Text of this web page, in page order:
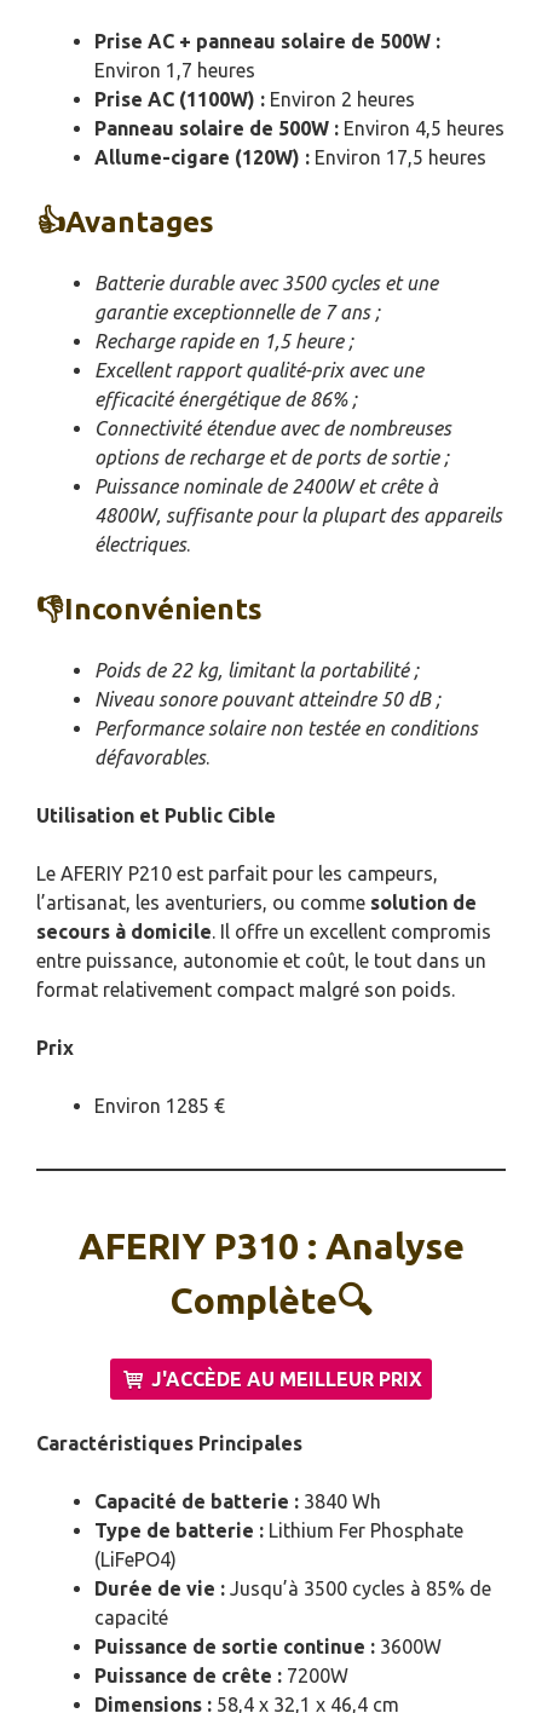
Prise AC + panneau solaire de 500W :
Environ 1,7 heures
Prise AC (1100W) : Environ 2 heures
Panneau solaire de 500W : Environ 4,5 heures
Allume-cigare (120W) : Environ 17,5 heures
👍Avantages
Batterie durable avec 3500 cycles et une
garantie exceptionnelle de 7 ans ;
Recharge rapide en 1,5 heure ;
Excellent rapport qualité-prix avec une
efficacité énergétique de 86% ;
Connectivité étendue avec de nombreuses
options de recharge et de ports de sortie ;
Puissance nominale de 2400W et crête à
4800W, suffisante pour la plupart des appareils
électriques.
👎Inconvénients
Poids de 22 kg, limitant la portabilité ;
Niveau sonore pouvant atteindre 50 dB ;
Performance solaire non testée en conditions
défavorables.
Utilisation et Public Cible
Le AFERIY P210 est parfait pour les campeurs,
l’artisanat, les aventuriers, ou comme solution de
secours à domicile. Il offre un excellent compromis
entre puissance, autonomie et coût, le tout dans un
format relativement compact malgré son poids.
Prix
Environ 1285 €
AFERIY P310 : Analyse
Complète🔍
J'ACCÈDE AU MEILLEUR PRIX
Caractéristiques Principales
Capacité de batterie : 3840 Wh
Type de batterie : Lithium Fer Phosphate
(LiFePO4)
Durée de vie : Jusqu’à 3500 cycles à 85% de
capacité
Puissance de sortie continue : 3600W
Puissance de crête : 7200W
Dimensions : 58,4 x 32,1 x 46,4 cm